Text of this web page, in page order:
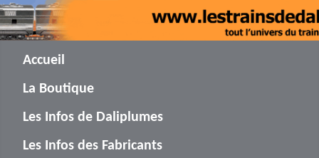
Accueil
La Boutique
Les Infos de Daliplumes
Les Infos des Fabricants